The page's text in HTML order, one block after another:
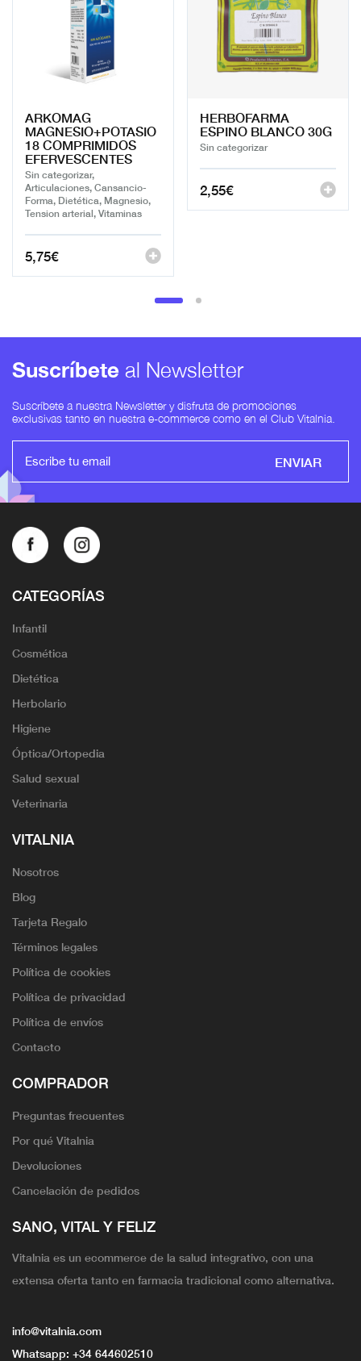
ARKOMAG
MAGNESIO+POTASIO
18 COMPRIMIDOS
EFERVESCENTES
Sin categorizar,
Articulaciones, Cansancio-
Forma, Dietética, Magnesio,
Tension arterial, Vitaminas
5,75€
HERBOFARMA
ESPINO BLANCO 30G
Sin categorizar
2,55€
Suscríbete al Newsletter
Suscríbete a nuestra Newsletter y disfruta de promociones
exclusivas tanto en nuestra e-commerce como en el Club Vitalnia.
ENVIAR
CATEGORÍAS
Infantil
Cosmética
Dietética
Herbolario
Higiene
Óptica/Ortopedia
Salud sexual
Veterinaria
VITALNIA
Nosotros
Blog
Tarjeta Regalo
Términos legales
Política de cookies
Política de privacidad
Política de envíos
Contacto
COMPRADOR
Preguntas frecuentes
Por qué Vitalnia
Devoluciones
Cancelación de pedidos
SANO, VITAL Y FELIZ
Vitalnia es un ecommerce de la salud integrativo, con una
extensa oferta tanto en farmacia tradicional como alternativa.
info@vitalnia.com
Whatsapp: +34 644602510